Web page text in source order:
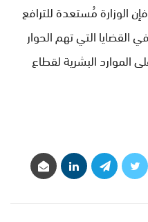
الوزارة مُستعدة للترافع
التي تهم الحوار
الموارد البشرية لقطاع